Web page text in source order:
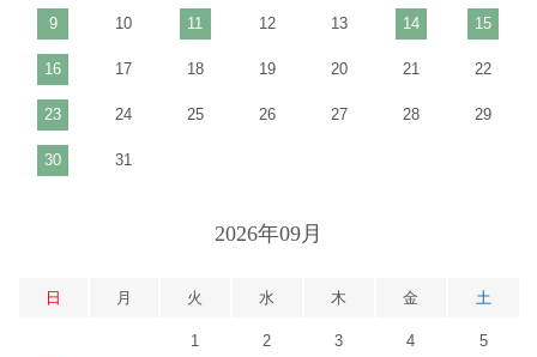
9 10 11 12 13 14 15
16 17 18 19 20 21 22
23 24 25 26 27 28 29
30 31
2026年09月
日 月 火 水 木 金 土
1 2 3 4 5